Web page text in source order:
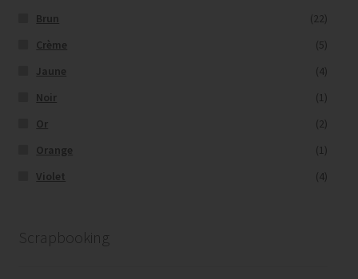
Brun
(22)
Crème
(5)
Jaune
(4)
Noir
(1)
Or
(2)
Orange
(1)
Violet
(4)
Scrapbooking